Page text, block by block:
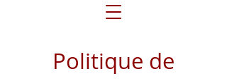
Politique de